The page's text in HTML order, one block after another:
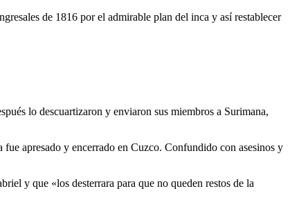
de 1816 por el admirable plan del inca y así restablecer
lo descuartizaron y enviaron sus miembros a Surimana,
apresado y encerrado en Cuzco. Confundido con asesinos y
y que «los desterrara para que no queden restos de la